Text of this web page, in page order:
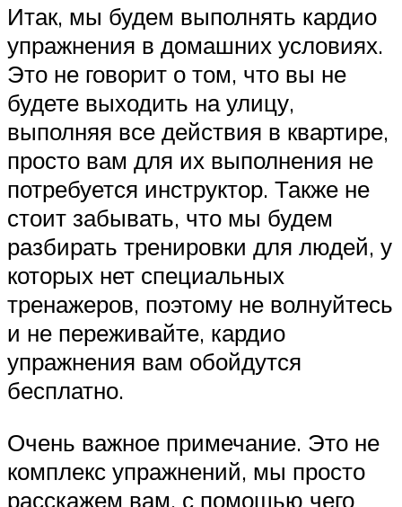
Итак, мы будем выполнять кардио
упражнения в домашних условиях.
Это не говорит о том, что вы не
будете выходить на улицу,
выполняя все действия в квартире,
просто вам для их выполнения не
потребуется инструктор. Также не
стоит забывать, что мы будем
разбирать тренировки для людей, у
которых нет специальных
тренажеров, поэтому не волнуйтесь
и не переживайте, кардио
упражнения вам обойдутся
бесплатно.
Очень важное примечание. Это не
комплекс упражнений, мы просто
расскажем вам, с помощью чего